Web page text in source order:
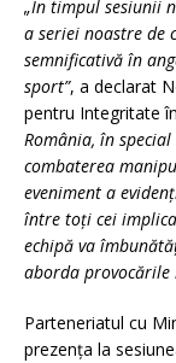
„În timpul sesiunii
a seriei noastre de
semnificativă în
sport”, a declarat
pentru Integritate
România, în
combaterea
eveniment a
între toți cei
echipă va
aborda provocările
Parteneriatul cu
prezența la